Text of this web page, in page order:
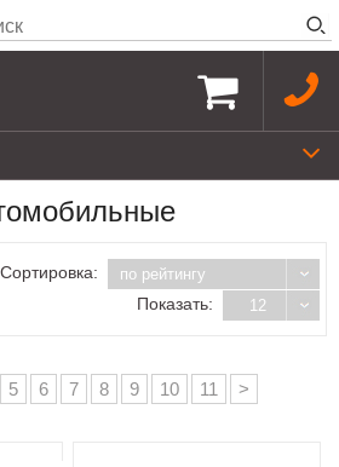
Сортировка: по рейтингу
Показать: 12
5 6 7 8 9 10 11 >